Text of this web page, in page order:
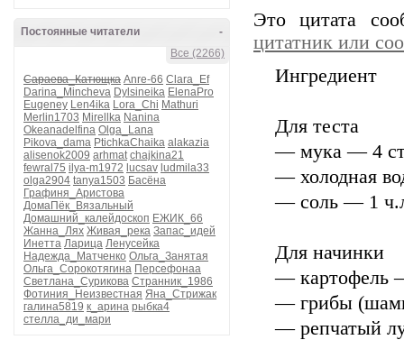
-
Постоянные читатели
Все (2266)
Сараева_Катющка Anre-66 Clara_Ef
Darina_Mincheva Dylsineika ElenaPro
Eugeney Len4ika Lora_Chi Mathuri
Merlin1703 Mirellka Nanina
Okeanadelfina Olga_Lana
Pikova_dama PtichkaChaika alakazia
alisenok2009 arhmat chajkina21
fewral75 ilya-m1972 lucsav ludmila33
olga2904 tanya1503 Басёна
Графиня_Аристова
ДомаПёк_Вязальный
Домашний_калейдоскоп ЕЖИК_66
Жанна_Лях Живая_река Запас_идей
Инетта Ларица Ленусейка
Надежда_Матченко Ольга_Занятая
Ольга_Сорокотягина Персефонаа
Светлана_Сурикова Странник_1986
Фотиния_Неизвестная Яна_Стрижак
галина5819 к_арина рыбка4
стелла_ди_мари
Это цитата
цитатник или
Ингредиент
Для теста
— мука — 4
— холодная
— соль — 1
Для начинки
— картофель
— грибы
— репчатый